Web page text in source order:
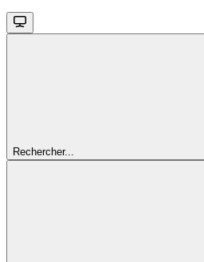
Rechercher...